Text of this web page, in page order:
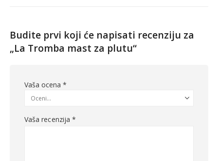
Budite prvi koji će napisati recenziju za
„La Tromba mast za plutu“
Vaša ocena *
Vaša recenzija*